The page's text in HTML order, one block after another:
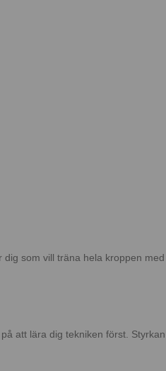
som vill träna hela kroppen
att lära dig tekniken först.